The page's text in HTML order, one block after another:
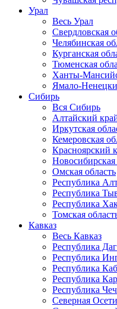
Урал
Весь Урал
Свердловская
Челябинская
Курганская
Тюменская
Ханты-
Ямало-
Сибирь
Вся Сибирь
Алтайский
Иркутская
Кемеровская
Красноярский
Новосибирская
Омская область
Республика
Республика
Республика
Томская
Кавказ
Весь Кавказ
Республика
Республика
Республика
Республика
Республика
Северная